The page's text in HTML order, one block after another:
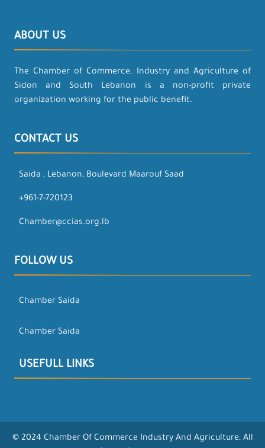
ABOUT US
The Chamber of Commerce, Industry and Agriculture of
Sidon and South Lebanon is a non-profit private
organization working for the public benefit.
CONTACT US
Saida , Lebanon, Boulevard Maarouf Saad
+961-7-720123
Chamber@ccias.org.lb
FOLLOW US
Chamber Saida
Chamber Saida
USEFULL LINKS
© 2024 Chamber Of Commerce Industry And Agriculture, All